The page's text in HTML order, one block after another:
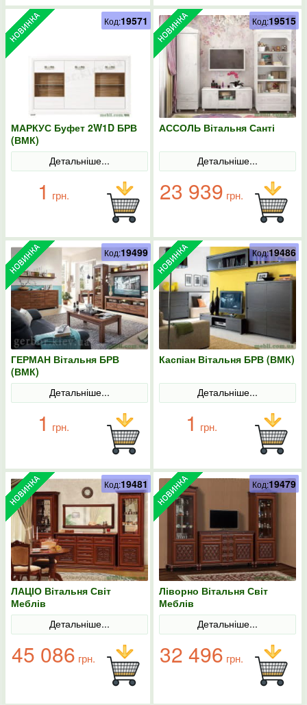
МАРКУС Буфет 2W1D БРВ
(ВМК)
Детальніше...
1 грн.
Код:19571
АССОЛЬ Вітальня Санті
Детальніше...
23 939 грн.
Код:19515
ГЕРМАН Вітальня БРВ
(ВМК)
Детальніше...
1 грн.
Код:19499
Каспіан Вітальня БРВ (ВМК)
Детальніше...
1 грн.
Код:19486
ЛАЦІО Вітальня Світ
Меблів
Детальніше...
45 086 грн.
Код:19481
Ліворно Вітальня Світ
Меблів
Детальніше...
32 496 грн.
Код:19479